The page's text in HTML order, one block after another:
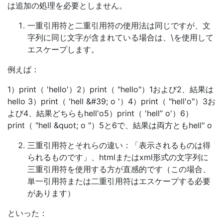
は追加の処理を必要としません。
一重引用符と二重引用符の使用法は同じですが、文
字列に同じ文字が含まれている場合は、\を使用して
エスケープします。
例えば：
1）print（ 'hello'）2）print（ "hello"）1および2、結果は
hello 3）print（ 'hell &#39; o '）4）print（ "hell'o"）3お
よび4、結果どちらもhell'o5）print（ 'hell” o'）6）
print（ "hell &quot; o "）5と6で、結果は両方ともhell" o
三重引用符とそれらの違い：「表示されるものは得
られるものです」、htmlまたはxml形式の文字列に
三重引用符を使用する方が直感的です（この場合、
単一引用符または二重引用符はエスケープする必要
があります）
といった：